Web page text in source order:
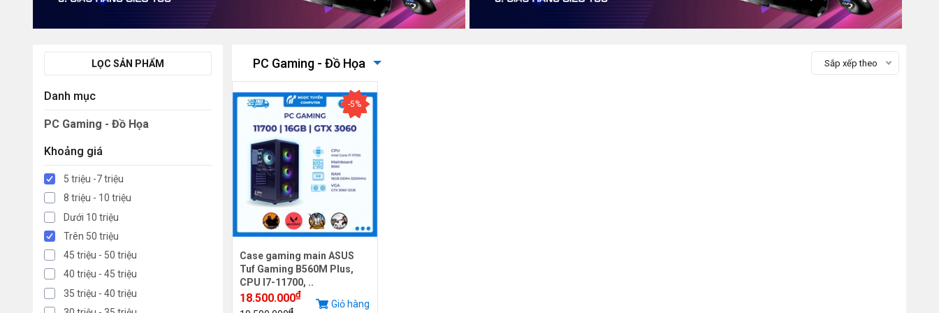
LỌC SẢN PHẨM
Danh mục
PC Gaming - Đồ Họa
Khoảng giá
5 triệu -7 triệu
8 triệu - 10 triệu
Dưới 10 triệu
Trên 50 triệu
45 triệu - 50 triệu
40 triệu - 45 triệu
35 triệu - 40 triệu
PC Gaming - Đồ Họa Sắp xếp theo
-5%
Case gaming main ASUS
Tuf Gaming B560M Plus,
CPU I7-11700, ..
18.500.000₫
₫
Giỏ hàng